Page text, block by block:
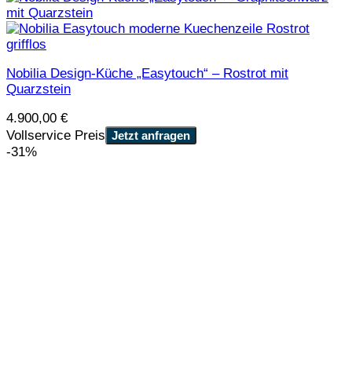
Nobilia Design-Küche „Easytouch“ – Rostrot mit
Quarzstein
4.900,00 €
Vollservice Preis Jetzt anfragen
-31%